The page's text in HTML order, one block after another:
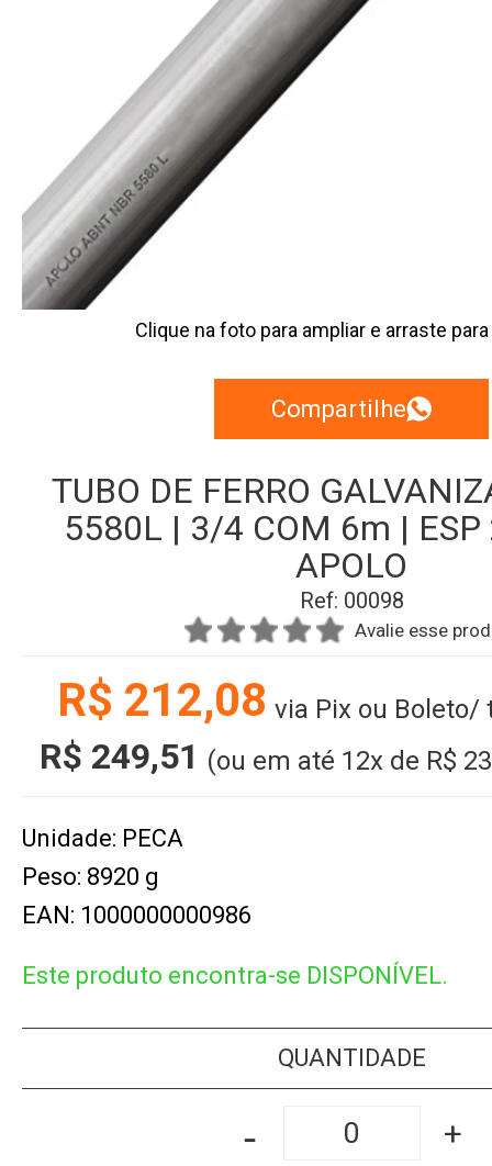
Clique na foto para ampliar e arraste
Compartilhe
TUBO DE FERRO
5580L | 3/4 COM 6m |
APOLO
Ref: 00098
Avalie esse
R$ 212,08 via Pix ou Boleto/
R$ 249,51 (ou em até 12x de R$
Unidade: PECA
Peso: 8920 g
EAN: 1000000000986
Este produto encontra-se DISPONÍVEL.
QUANTIDADE
- +